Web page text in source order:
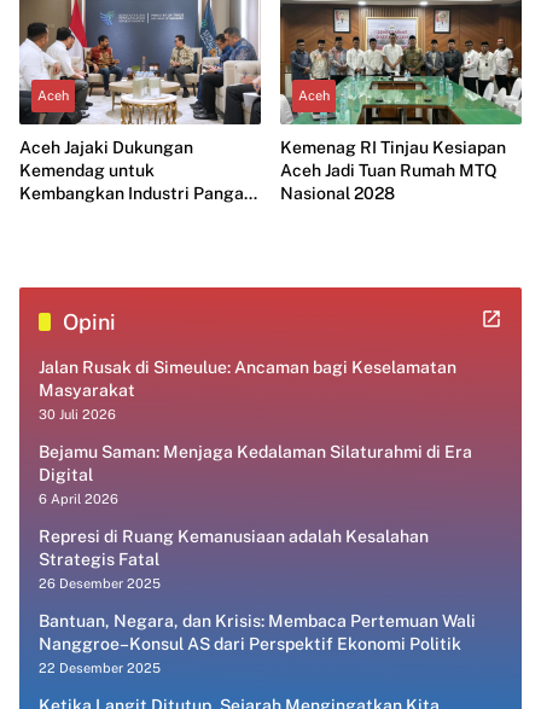
Aceh
Aceh Jajaki Dukungan
Kemendag untuk
Kembangkan Industri Pangan
Aceh
Kemenag RI Tinjau Kesiapan
Aceh Jadi Tuan Rumah MTQ
Nasional 2028
Opini
Jalan Rusak di Simeulue: Ancaman bagi Keselamatan
Masyarakat
30 Juli 2026
Bejamu Saman: Menjaga Kedalaman Silaturahmi di Era
Digital
6 April 2026
Represi di Ruang Kemanusiaan adalah Kesalahan
Strategis Fatal
26 Desember 2025
Bantuan, Negara, dan Krisis: Membaca Pertemuan Wali
Nanggroe–Konsul AS dari Perspektif Ekonomi Politik
22 Desember 2025